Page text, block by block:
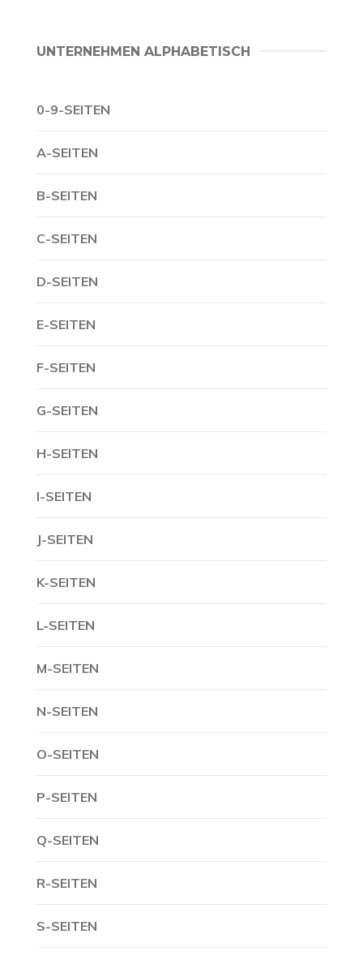
UNTERNEHMEN ALPHABETISCH
0-9-SEITEN
A-SEITEN
B-SEITEN
C-SEITEN
D-SEITEN
E-SEITEN
F-SEITEN
G-SEITEN
H-SEITEN
I-SEITEN
J-SEITEN
K-SEITEN
L-SEITEN
M-SEITEN
N-SEITEN
O-SEITEN
P-SEITEN
Q-SEITEN
R-SEITEN
S-SEITEN